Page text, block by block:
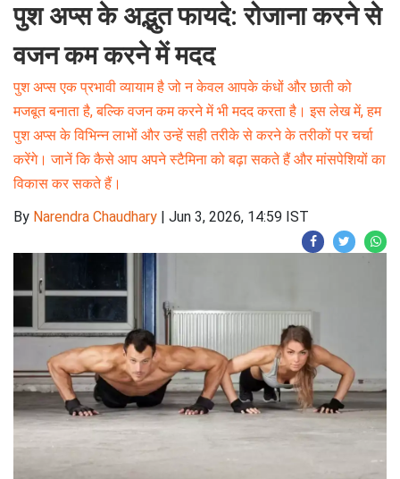
पुश अप्स के अद्भुत फायदे: रोजाना करने से
वजन कम करने में मदद
पुश अप्स एक प्रभावी व्यायाम है जो न केवल आपके कंधों और छाती को
मजबूत बनाता है, बल्कि वजन कम करने में भी मदद करता है। इस लेख में, हम
पुश अप्स के विभिन्न लाभों और उन्हें सही तरीके से करने के तरीकों पर चर्चा
करेंगे। जानें कि कैसे आप अपने स्टैमिना को बढ़ा सकते हैं और मांसपेशियों का
विकास कर सकते हैं।
By Narendra Chaudhary | Jun 3, 2026, 14:59 IST